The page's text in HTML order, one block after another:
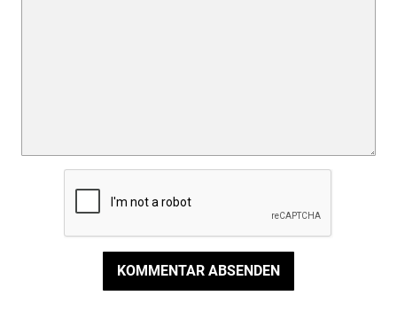
KOMMENTAR ABSENDEN